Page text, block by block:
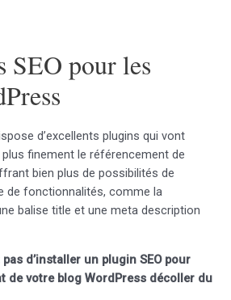
SEO pour les
d’excellents plugins qui vont
finement le référencement de
bien plus de possibilités de
de fonctionnalités, comme la
balise title et une meta description
d’installer un plugin SEO pour
de votre blog WordPress décoller du